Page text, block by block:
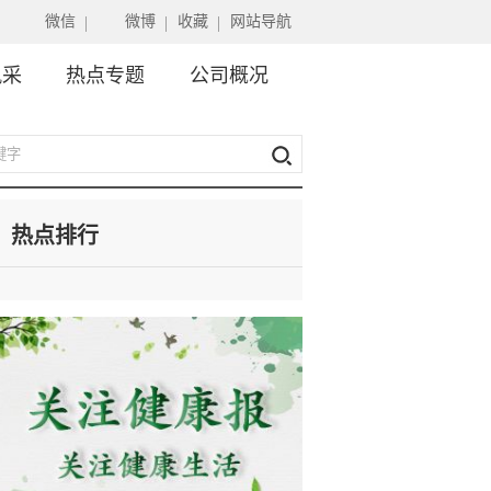
微信 微博 收藏 网站导航
热点专题 公司概况
热点排行